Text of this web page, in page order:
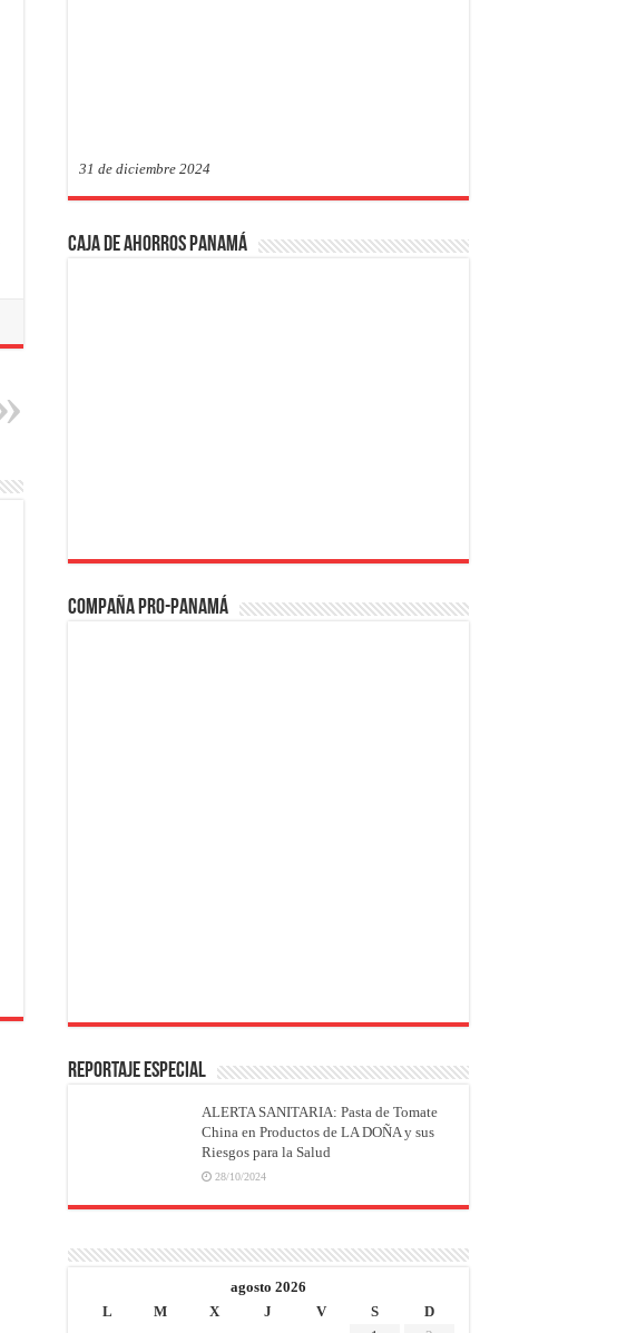
31 de diciembre 2024
Caja de Ahorros Panamá
Compaña PRO-Panamá
REPORTAJE ESPECIAL
ALERTA SANITARIA: Pasta de Tomate
China en Productos de LA DOÑA y sus
Riesgos para la Salud
28/10/2024
agosto 2026
L
M X J V S
D